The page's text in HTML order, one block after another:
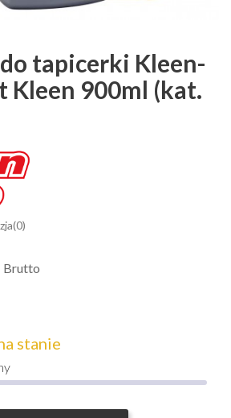
tapicerki Kleen-
Kleen 900ml (kat.
Brutto
stanie